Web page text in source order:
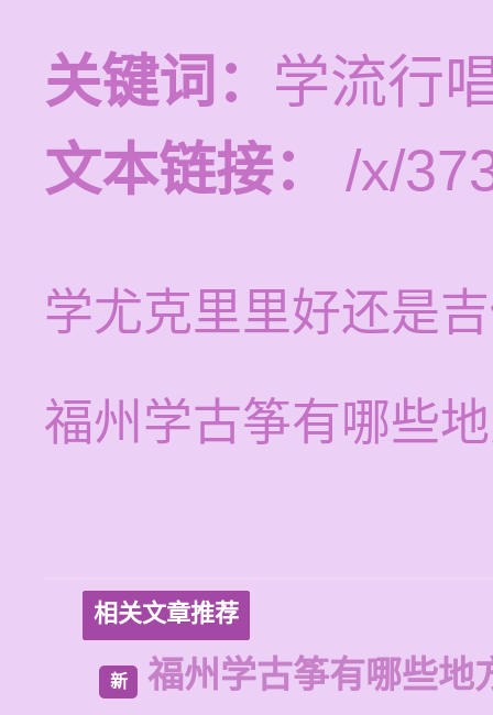
关键词： 学流行
文本链接：
/x/
学尤克里里好还是
福州学古筝有哪些
相关文章推荐
新 福州学古筝有哪些地